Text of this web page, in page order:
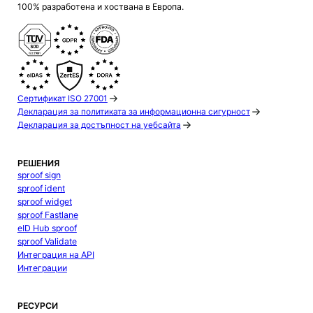
100% разработена и хоствана в Европа.
Сертификат ISO 27001
Декларация за политиката за информационна сигурност
Декларация за достъпност на уебсайта
РЕШЕНИЯ
sproof sign
sproof ident
sproof widget
sproof Fastlane
eID Hub sproof
sproof Validate
Интеграция на API
Интеграции
РЕСУРСИ